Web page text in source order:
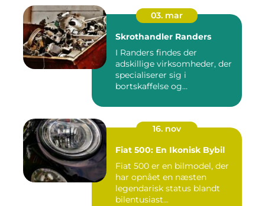
03. mar
Skrothandler Randers
I Randers findes der
adskillige virksomheder, der
specialiserer sig i
bortskaffelse og
16. nov
Fiat 500: En Ikonisk Bybil
Fiat 500 er en bilmodel, der
har opnået en næsten
legendarisk status blandt
bilentusiast...